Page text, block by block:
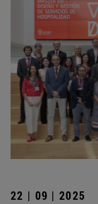
22 | 09 | 2025